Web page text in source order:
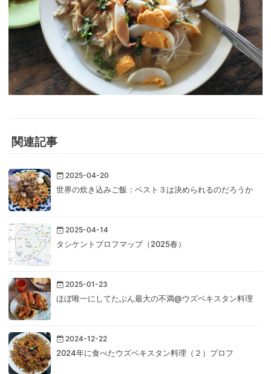
関連記事
2025-04-20
世界の炊き込みご飯：ベスト３は決められるのだろうか
2025-04-14
タシケントプロフマップ（2025春）
2025-01-23
ほぼ唯一にしてたぶん最大の不満@ウズベキスタン料理
2024-12-22
2024年に食べたウズベキスタン料理（２）プロフ